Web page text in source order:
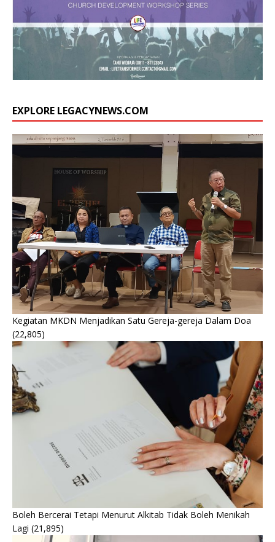
EXPLORE LEGACYNEWS.COM
Kegiatan MKDN Menjadikan Satu Gereja-gereja Dalam Doa
(22,805)
Boleh Bercerai Tetapi Menurut Alkitab Tidak Boleh Menikah
Lagi (21,895)